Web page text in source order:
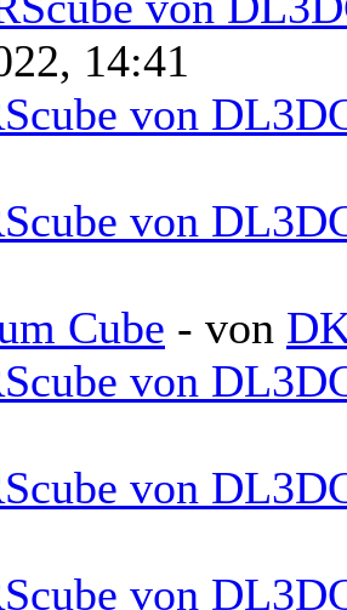
14:41
von
von
Cube - von
von
von
von